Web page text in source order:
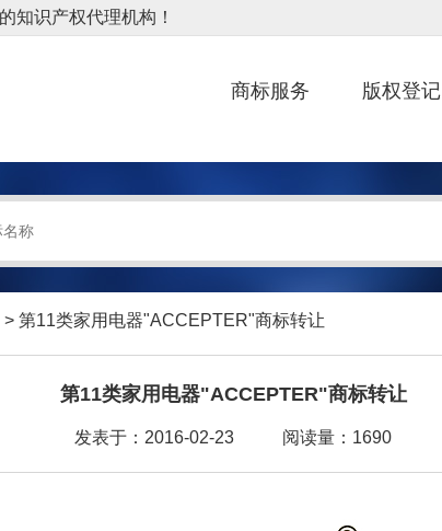
版权登记
商标服务
> 第11类家用电器"ACCEPTER"商标转让
第11类家用电器"ACCEPTER"商标转让
发表于：2016-02-23 阅读量：1690